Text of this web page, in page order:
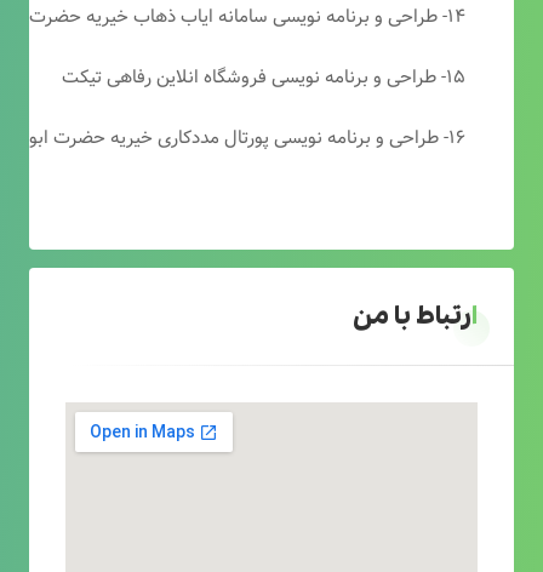
۱۴- طراحی و برنامه نویسی سامانه ایاب ذهاب خیریه حضرت ابوالفضل (ع)
۱۵- طراحی و برنامه نویسی فروشگاه انلاین رفاهی تیکت
۱۶- طراحی و برنامه نویسی پورتال مددکاری خیریه حضرت ابوالفضل (ع)
ارتباط با من